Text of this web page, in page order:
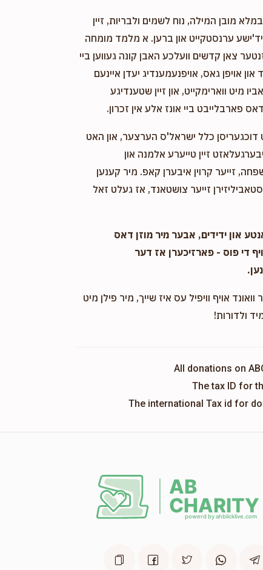
פנחס מAvrum Chaim Gottlieb
11 months ago
מובן המילה, נוח לשמים ולבריות, זיין
ערנסטקייט און ברען. א מלמד מומחה
צאן קדשים וועלכע האבן קונה געווען ביי
אויפן גאס, אויפנעמענדיג יעדן איינעם
מיט ווארימקייט, און זיין שטענדיגע
פארבלייבט ביי אונז אלע אין זכרון.
דוכגעריסן כלל ישראל'ס הערצער, און האט
זיין טייערע אלמנה און
זייער קרוין איבערן קאפ. מיר קענען
זייער צושטאנד, אז געלט זאל
און ידידים, אבער מיר מוזן דאס
די פוס - פארזיכערן אז דער
אויף וויפיל עס איז שייך, מיר פילן מיט
ולדורות!
All donations on
The tax ID for
The international Tax id for